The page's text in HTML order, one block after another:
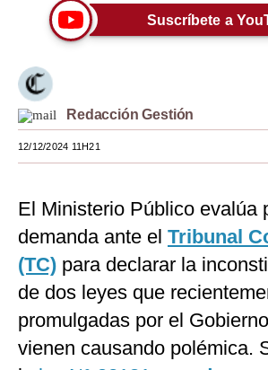
Estilos
Mundo
EEUU
Internacional
Tecnología
Mix
G de Gestión
Suscríbete a
Redacción Gestión
12/12/2024 11H21
El Ministerio Público evalúa
demanda ante el Tribunal
(TC) para declarar la
de dos leyes que
promulgadas por el
vienen causando polémica.